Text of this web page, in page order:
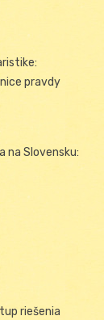
pravdy
na Slovensku:
riešenia